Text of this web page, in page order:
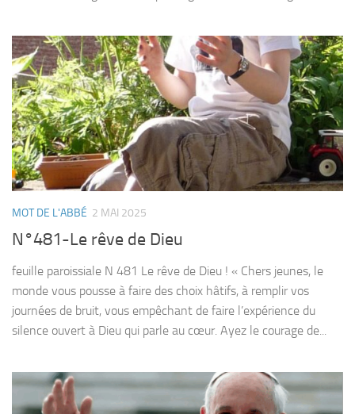
MOT DE L'ABBÉ 2 MAI 2025
N°481-Le rêve de Dieu
feuille paroissiale N 481 Le rêve de Dieu ! « Chers jeunes, le
monde vous pousse à faire des choix hâtifs, à remplir vos
journées de bruit, vous empêchant de faire l’expérience du
silence ouvert à Dieu qui parle au cœur. Ayez le courage de...